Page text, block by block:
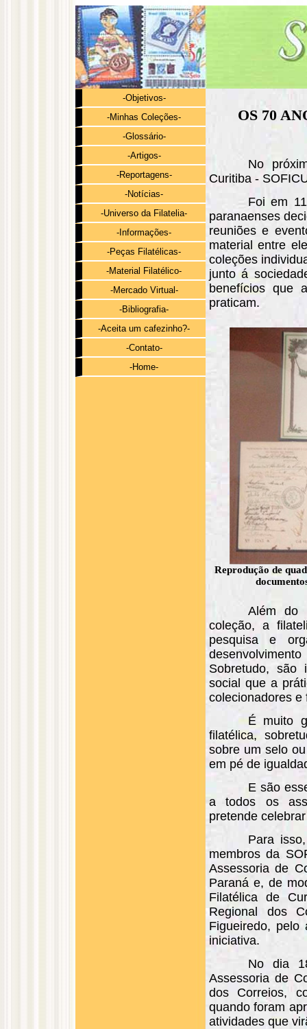
-Objetivos-
-Minhas Coleções-
-Glossário-
-Artigos-
-Reportagens-
-Notícias-
-Universo da Filatelia-
-Informações-
-Peças Filatélicas-
-Material Filatélico-
-Mercado Virtual-
-Bibliografia-
-Aceita um cafezinho?-
-Contato-
-Home-
OS 70
No
Curitiba -
Foi em
paranaenses
reuniões e
material entre
coleções
junto á
benefícios que
praticam.
Reprodução de
Além do
coleção, a
pesquisa e
Sobretudo, são
social que a
colecionadores e
É muito
filatélica,
sobre um selo
em pé de
E são
a todos os
pretende
Para
membros da
Assessoria de
Paraná e, de
Filatélica de
Regional dos
Figueiredo, pelo
iniciativa.
No dia
Assessoria de
dos Correios,
quando foram
atividades que